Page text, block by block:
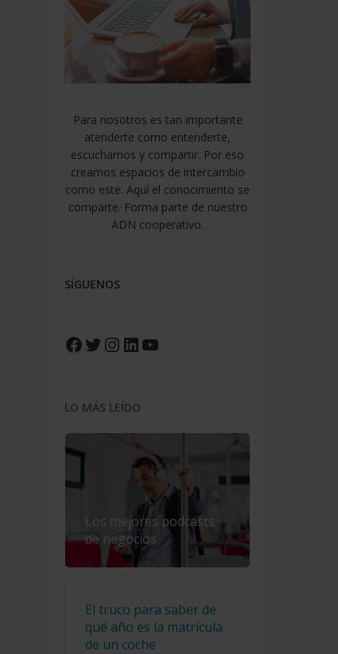
Para nosotros es tan importante
atenderte como entenderte,
escucharnos y compartir. Por eso
creamos espacios de intercambio
como este. Aquí el conocimiento se
comparte. Forma parte de nuestro
ADN cooperativo.
SÍGUENOS
Facebook
Twitter
Instagram
LinkedIn
YouTube
LO MÁS LEÍDO
Los mejores podcasts
de negocios
El truco para saber de
qué año es la matrícula
de un coche